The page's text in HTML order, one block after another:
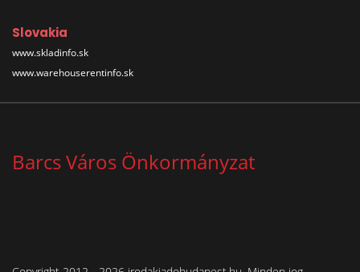
Slovakia
www.skladinfo.sk
www.warehouserentinfo.sk
Barcs Város Önkormányzat